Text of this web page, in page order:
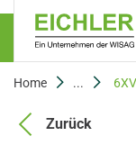
Home ...
Zurück